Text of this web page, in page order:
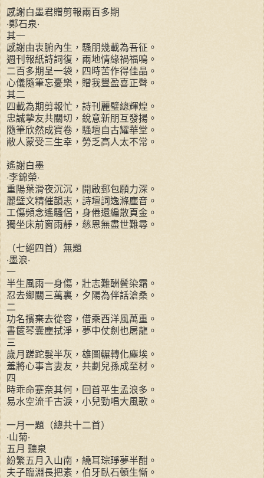
感謝白墨君贈剪報兩百多期
‧鄭石泉‧
其一
感謝由衷腑內生，騷朋幾載為吾征。
週刊報紙詩詞復，兩地情緣禍福鳴。
二百多期呈一袋，四時苦作得佳晶。
心儀隨筆忘憂樂，贈我豐盈喜正聲。
其二
四載為期剪報忙，詩刊麗璧總輝煌。
忠誠摯友共關切，銳意新朋互發揚。
隨筆欣然成寶卷，騷壇自古耀華堂。
敝人蒙受三生幸，勞乏高人太不常。
遙謝白墨
‧李錦榮‧
重陽葉滑夜沉沉，開啟郵包願力深。
麗璧文精催韻志，詩壇詞逸滌塵音。
工傷頻念遙騷侶，身倦還編散頁金。
獨坐床前窗雨靜，慈恩無盡世難尋。
（七絕四首）無題
‧墨浪‧
一
半生風雨一身傷，壯志難酬鬢染霜。
忍去鄉關三萬裏，夕陽為伴話滄桑。
二
功名擯棄去從容，借乘西洋風萬重。
書篋琴囊塵拭淨，夢中仗劍也屠龍。
三
歲月蹉跎髮半灰，雄圖輾轉化塵埃。
羞將心事言妻友，共劃兒孫成至材。
四
時乖命蹇奈其何，回首平生孟浪多。
易水空流千古淚，小兒勁唱大風歌。
一月一題（總共十二首）
‧山菊‧
五月 聽泉
紛繁五月入山南，繞耳琮琤夢半酣。
夫子臨淵長把素，伯牙臥石頓生慚。